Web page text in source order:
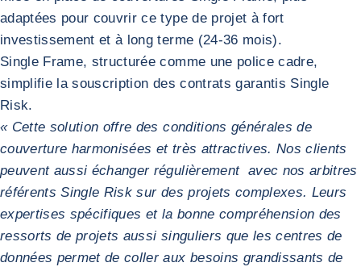
adaptées pour couvrir ce type de projet à fort
investissement et à long terme (24-36 mois).
Single Frame, structurée comme une police cadre,
simplifie la souscription des contrats garantis Single
Risk.
« Cette solution offre des conditions générales de
couverture harmonisées et très attractives. Nos clients
peuvent aussi échanger régulièrement avec nos arbitres
référents Single Risk sur des projets complexes. Leurs
expertises spécifiques et la bonne compréhension des
ressorts de projets aussi singuliers que les centres de
données permet de coller aux besoins grandissants de